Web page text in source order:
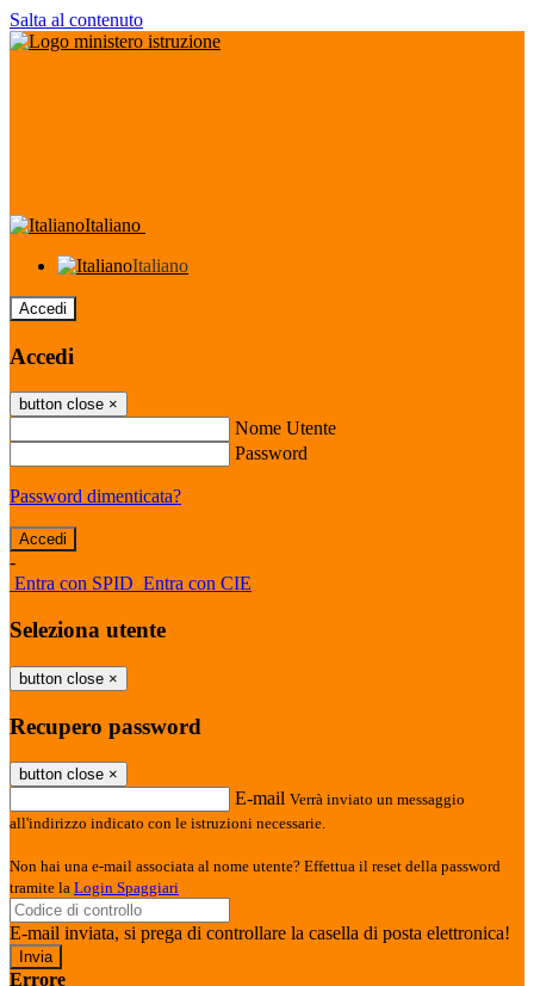
Salta al contenuto
Italiano
Italiano
Accedi
Accedi
button close ×
Nome Utente
Password
Password dimenticata?
-
Entra con SPID Entra con CIE
Seleziona utente
button close ×
Recupero password
button close ×
E-mail Verrà inviato un messaggio
all'indirizzo indicato con le istruzioni necessarie.
Non hai una e-mail associata al nome utente? Effettua il reset della password
tramite la Login Spaggiari
E-mail inviata, si prega di controllare la casella di posta elettronica!
Errore